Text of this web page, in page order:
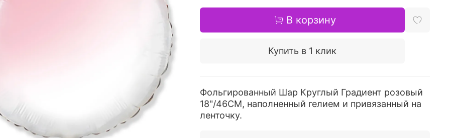
В корзину
Купить в 1 клик
Фольгированный Шар Круглый Градиент розовый
18"/46СМ, наполненный гелием и привязанный на
ленточку.